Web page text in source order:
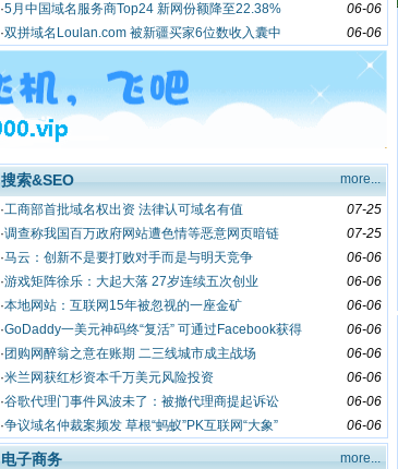
06-06
·5月中国域名服务商Top24 新网份额降至22.38%
06-06
·双拼域名Loulan.com 被新疆买家6位数收入囊中
more...
搜索&SEO
07-25
·工商部首批域名权出资 法律认可域名有值
07-25
·调查称我国百万政府网站遭色情等恶意网页暗链
06-06
·马云：创新不是要打败对手而是与明天竞争
06-06
·游戏矩阵徐乐：大起大落 27岁连续五次创业
06-06
·本地网站：互联网15年被忽视的一座金矿
06-06
·GoDaddy一美元神码终“复活” 可通过Facebook获得
06-06
· 团购网醉翁之意在账期 二三线城市成主战场
06-06
·米兰网获红杉资本千万美元风险投资
06-06
·谷歌代理门事件风波未了：被撤代理商提起诉讼
06-06
·争议域名仲裁案频发 草根“蚂蚁”PK互联网“大象”
more...
电子商务